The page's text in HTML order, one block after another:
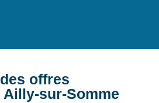
offres
sur-Somme